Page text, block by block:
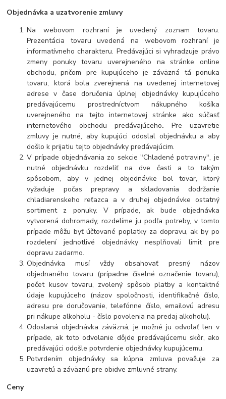
Objednávka a uzatvorenie zmluvy
Na webovom rozhraní je uvedený zoznam tovaru.
Prezentácia tovaru uvedená na webovom rozhraní je
informatívneho charakteru. Predávajúci si vyhradzuje právo
zmeny ponuky tovaru uverejneného na stránke online
obchodu, pričom pre kupujúceho je záväzná tá ponuka
tovaru, ktorá bola zverejnená na uvedenej internetovej
adrese v čase doručenia úplnej objednávky kupujúceho
predávajúcemu prostredníctvom nákupného košíka
uverejneného na tejto internetovej stránke ako súčasť
internetového obchodu predávajúceho. Pre uzavretie
zmluvy je nutné, aby kupujúci odoslal objednávku a aby
došlo k prijatiu tejto objednávky predávajúcim.
V prípade objednávania zo sekcie "Chladené potraviny", je
nutné objednávku rozdeliť na dve časti a to takým
spôsobom, aby v jednej objednávke bol tovar, ktorý
vyžaduje počas prepravy a skladovania dodržanie
chladiarenskeho reťazca a v druhej objednávke ostatný
sortiment z ponuky. V prípade, ak bude objednávka
vytvorená dohromady, rozdelíme ju podľa potreby, v tomto
prípade môžu byť účtované poplatky za dopravu, ak by po
rozdelení jednotlivé objednávky nesplňovali limit pre
dopravu zadarmo.
Objednávka musí vždy obsahovať presný názov
objednaného tovaru (prípadne číselné označenie tovaru),
počet kusov tovaru, zvolený spôsob platby a kontaktné
údaje kupujúceho (názov spoločnosti, identifikačné číslo,
adresu pre doručovanie, telefónne číslo, emailovú adresu
pri nákupe alkoholu - číslo povolenia na predaj alkoholu).
Odoslaná objednávka záväzná, je možné ju odvolať len v
prípade, ak toto odvolanie dôjde predávajúcemu skôr, ako
predávajúci odošle potvrdenie objednávky kupujúcemu.
Potvrdením objednávky sa kúpna zmluva považuje za
uzavretú a záväznú pre obidve zmluvné strany.
Ceny